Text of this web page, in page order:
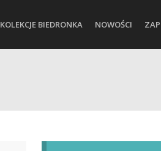
KOLEKCJE BIEDRONKA NOWOŚCI